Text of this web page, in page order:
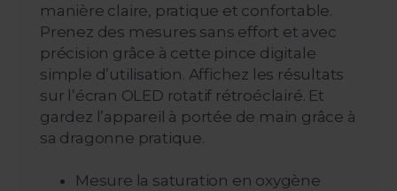
manière claire, pratique et confortable.
Prenez des mesures sans effort et avec
précision grâce à cette pince digitale
simple d’utilisation. Affichez les résultats
sur l’écran OLED rotatif rétroéclairé. Et
gardez l’appareil à portée de main grâce à
sa dragonne pratique.
Mesure la saturation en oxygène